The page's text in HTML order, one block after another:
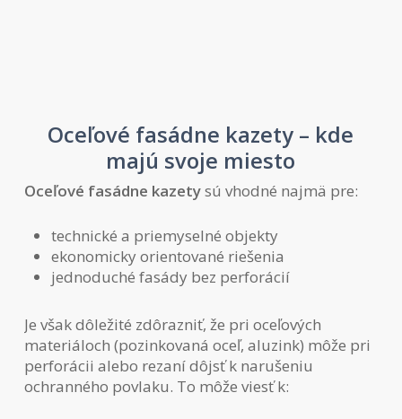
Oceľové fasádne kazety – kde
majú svoje miesto
Oceľové fasádne kazetysú vhodné najmä pre:
technické a priemyselné objekty
ekonomicky orientované riešenia
jednoduché fasády bez perforácií
Je však dôležité zdôrazniť, že pri oceľových
materiáloch (pozinkovaná oceľ, aluzink) môže pri
perforácii alebo rezaní dôjsť k narušeniu
ochranného povlaku. To môže viesť k: